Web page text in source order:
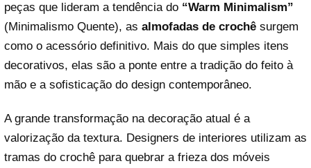
peças que lideram a tendência do “Warm Minimalism”
(Minimalismo Quente), as almofadas de crochê surgem
como o acessório definitivo. Mais do que simples itens
decorativos, elas são a ponte entre a tradição do feito à
mão e a sofisticação do design contemporâneo.
A grande transformação na decoração atual é a
valorização da textura. Designers de interiores utilizam as
tramas do crochê para quebrar a frieza dos móveis